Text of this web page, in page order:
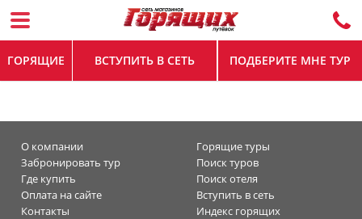
ГОРЯЩИЕ ВСТУПИТЬ В СЕТЬ ПОДБЕРИТЕ МНЕ ТУР
О компании
Горящие туры
Забронировать тур
Поиск туров
Где купить
Поиск отеля
Оплата на сайте
Вступить в сеть
Контакты
Индекс горящих